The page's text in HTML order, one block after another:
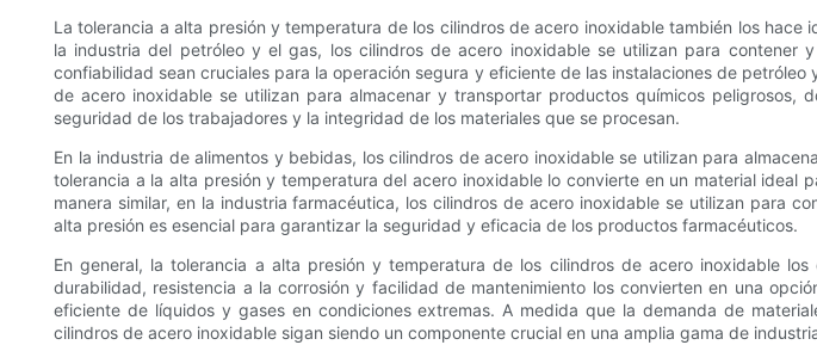
La tolerancia a alta presión y temperatura de los cilindros de acero inoxidable también los
la industria del petróleo y el gas, los cilindros de acero inoxidable se utilizan para
confiabilidad sean cruciales para la operación segura y eficiente de las instalaciones de
de acero inoxidable se utilizan para almacenar y transportar productos químicos
seguridad de los trabajadores y la integridad de los materiales que se procesan.
En la industria de alimentos y bebidas, los cilindros de acero inoxidable se utilizan para
tolerancia a la alta presión y temperatura del acero inoxidable lo convierte en un material
manera similar, en la industria farmacéutica, los cilindros de acero inoxidable se utilizan para
alta presión es esencial para garantizar la seguridad y eficacia de los productos farmacéuticos.
En general, la tolerancia a alta presión y temperatura de los cilindros de acero inoxidable
durabilidad, resistencia a la corrosión y facilidad de mantenimiento los convierten en una
eficiente de líquidos y gases en condiciones extremas. A medida que la demanda de
cilindros de acero inoxidable sigan siendo un componente crucial en una amplia gama de